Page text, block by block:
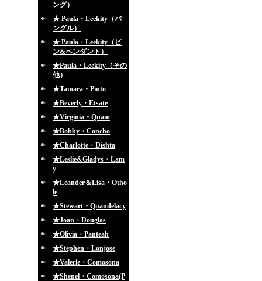
ング）
★ Paula・Leekity（バ
ングル）
★ Paula・Leekity（ピ
ン&ペンダント）
★Paula・Leekity（その
他）
★Tamara・Pinto
★Beverly・Etsate
★Virginia・Quam
★Bobby・Concho
★Charlotte・Dishta
★Leslie&Gladys・Lam
y
★Leander＆Lisa・Otho
le
★Stewart・Quandelacy
★Joan・Douglas
★Olivia・Panteah
★Stephen・Lonjose
★Valerie・Comosona
★Shenel・Comosona(P